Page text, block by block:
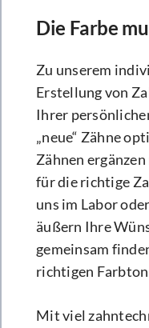
Die Farbe
Zu unserem
Erstellung von
Ihrer
„neue“ Zähne
Zähnen
für die richtige
uns im Labor
äußern Ihre
gemeinsam
richtigen
Mit viel